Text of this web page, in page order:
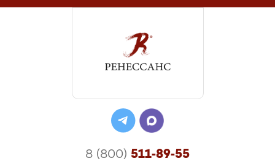
8 (800) 511-89-55